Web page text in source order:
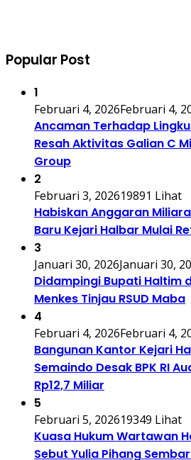
Popular Post
1
Februari 4, 2026Februari 4,
Ancaman Terhadap
Resah Aktivitas Galian C
Group
2
Februari 3, 202619891 Lihat
Habiskan Anggaran
Baru Kejari Halbar Mulai
3
Januari 30, 2026Januari 30,
Didampingi Bupati Haltim
Menkes Tinjau RSUD Maba
4
Februari 4, 2026Februari 4,
Bangunan Kantor Kejari
Semaindo Desak BPK RI
Rp12,7 Miliar
5
Februari 5, 202619349 Lihat
Kuasa Hukum Wartawan
Sebut Yulia Pihang